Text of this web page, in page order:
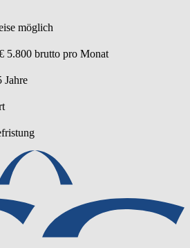
möglich
5.800 brutto pro Monat
Jahre